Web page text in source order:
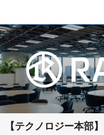
【テクノロジー本部